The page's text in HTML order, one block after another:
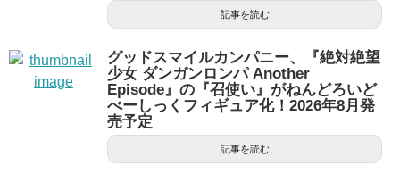
記事を読む
グッドスマイルカンパニー、『絶対絶望
少女 ダンガンロンパ Another
Episode』の『召使い』がねんどろいど
べーしっくフィギュア化！2026年8月発
売予定
記事を読む